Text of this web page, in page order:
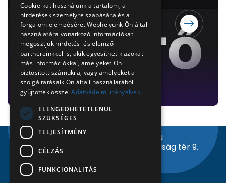
Vetítő: (12+)
Hétfő, szerda
info@nyiregyhazitv.hu
4400 Nyíregyháza, Szabadság tér 9.
Cookie-kat használunk a tartalom, a
hirdetések személyre szabására és a
forgalom elemzésére. Webhelyünk Ön általi
használatára vonatkozó információkat
megosztjuk hirdetési és elemző
partnereinkkel is, akik egyesíthetik azokat
más információkkal, amelyeket Ön
biztosított számukra, vagy amelyeket a
szolgáltatásaik Ön általi használatából
gyűjtöttek össze.Adatvédelmi irányelvek
ELENGEDHETETLENÜL
SZÜKSÉGES
TELJESÍTMÉNY
CÉLZÁS
FUNKCIONALITÁS